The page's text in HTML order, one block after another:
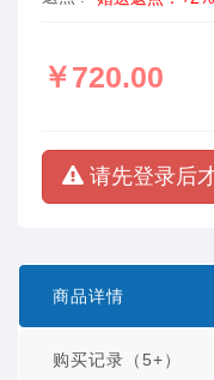
￥720.00
请先登录后
商品详情
购买记录（5+）